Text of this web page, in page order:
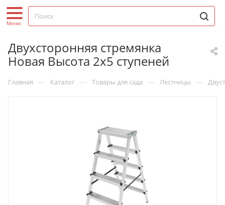
Двухсторонняя стремянка
Новая Высота 2х5 ступеней
Главная — Каталог — Товары для сада — Лестницы —